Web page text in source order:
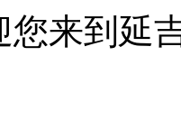
您来到延